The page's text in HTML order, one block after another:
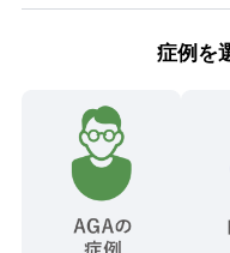
症例を